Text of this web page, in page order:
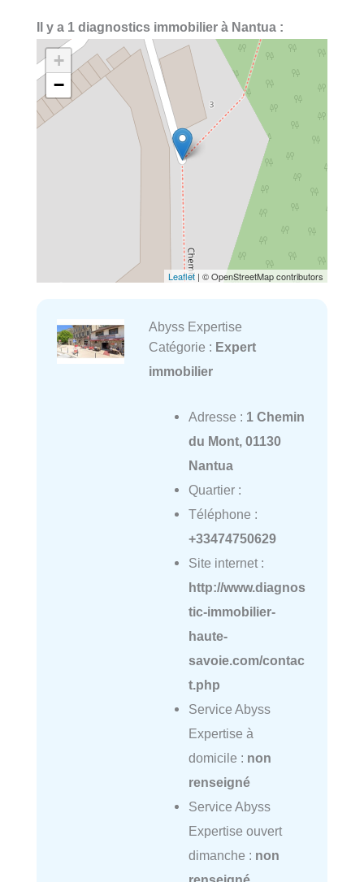
Il y a 1 diagnostics immobilier à Nantua :
+
−
Leaflet | © OpenStreetMap contributors
Abyss Expertise
Catégorie : Expert
immobilier
Adresse : 1 Chemin
du Mont, 01130
Nantua
Quartier :
Téléphone :
+33474750629
Site internet :
http://www.diagnos
tic-immobilier-
haute-
savoie.com/contac
t.php
Service Abyss
Expertise à
domicile : non
renseigné
Service Abyss
Expertise ouvert
dimanche : non